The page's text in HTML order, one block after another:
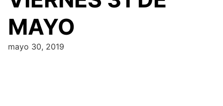
MAYO
mayo 30, 2019